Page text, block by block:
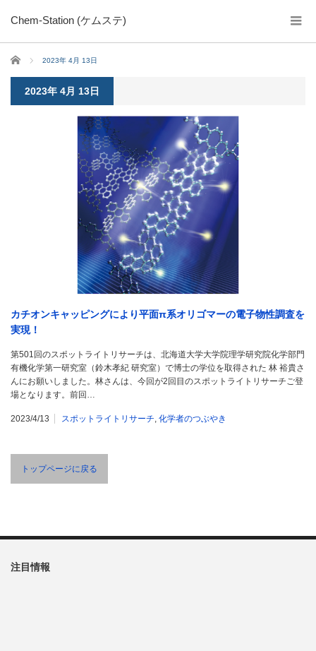
Chem-Station (ケムステ)
ホーム 2023年 4月 13日
2023年 4月 13日
カチオンキャッピングにより平面π系オリゴマーの電子物性調査を
実現！
第501回のスポットライトリサーチは、北海道大学大学院理学研究院化学部門
有機化学第一研究室（鈴木孝紀 研究室）で博士の学位を取得された 林 裕貴さ
んにお願いしました。林さんは、今回が2回目のスポットライトリサーチご登
場となります。前回…
2023/4/13 スポットライトリサーチ, 化学者のつぶやき
トップページに戻る
注目情報